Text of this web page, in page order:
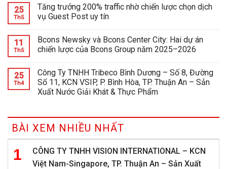
25
Th5
Tăng trưởng 200% traffic nhờ chiến lược chọn dịch
vụ Guest Post uy tín
11
Th5
Bcons Newsky và Bcons Center City: Hai dự án
chiến lược của Bcons Group năm 2025–2026
25
Th4
Công Ty TNHH Tribeco Bình Dương – Số 8, Đường
Số 11, KCN VSIP, P. Bình Hòa, TP. Thuận An – Sản
Xuất Nước Giải Khát & Thực Phẩm
BÀI XEM NHIỀU NHẤT
CÔNG TY TNHH VISION INTERNATIONAL – KCN
Việt Nam-Singapore, TP. Thuận An – Sản Xuất